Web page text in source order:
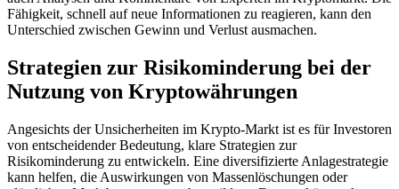
Fähigkeit, schnell auf neue Informationen zu reagieren, kann den
Unterschied zwischen Gewinn und Verlust ausmachen.
Strategien zur Risikominderung bei der
Nutzung von Kryptowährungen
Angesichts der Unsicherheiten im Krypto-Markt ist es für Investoren
von entscheidender Bedeutung, klare Strategien zur
Risikominderung zu entwickeln. Eine diversifizierte Anlagestrategie
kann helfen, die Auswirkungen von Massenlöschungen oder